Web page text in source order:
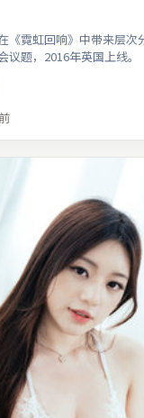
《霓虹回响》中带来层次
议题，2016年英国上线。